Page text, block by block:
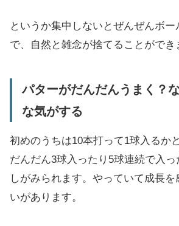
というか集中しないとぜんぜんボ
で、自然と雑念が捨てることができ
パターがだんだんうまく？
な気がする
初めのうちは10本打って1球入るか
だんだん3球入ったり5球連続で入
しがみられます。やっていて成長
いがあります。